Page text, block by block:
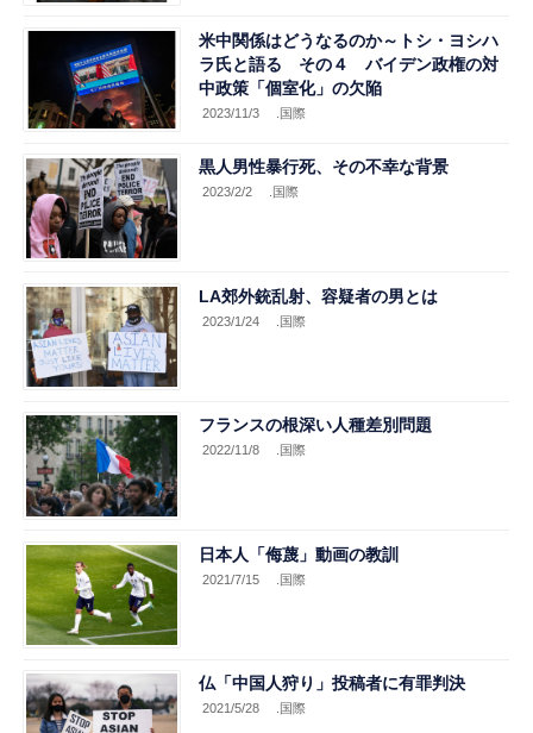
米中関係はどうなるのか～トシ・ヨシハ
ラ氏と語る その４ バイデン政権の対
中政策「個室化」の欠陥
2023/11/3 .国際
黒人男性暴行死、その不幸な背景
2023/2/2 .国際
LA郊外銃乱射、容疑者の男とは
2023/1/24 .国際
フランスの根深い人種差別問題
2022/11/8 .国際
日本人「侮蔑」動画の教訓
2021/7/15 .国際
仏「中国人狩り」投稿者に有罪判決
2021/5/28 .国際